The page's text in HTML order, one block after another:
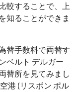
較することで、上
知ることができま
替手数料で両替す
ベルト デルガー
替所を見てみまし
港 (リスボン ポル